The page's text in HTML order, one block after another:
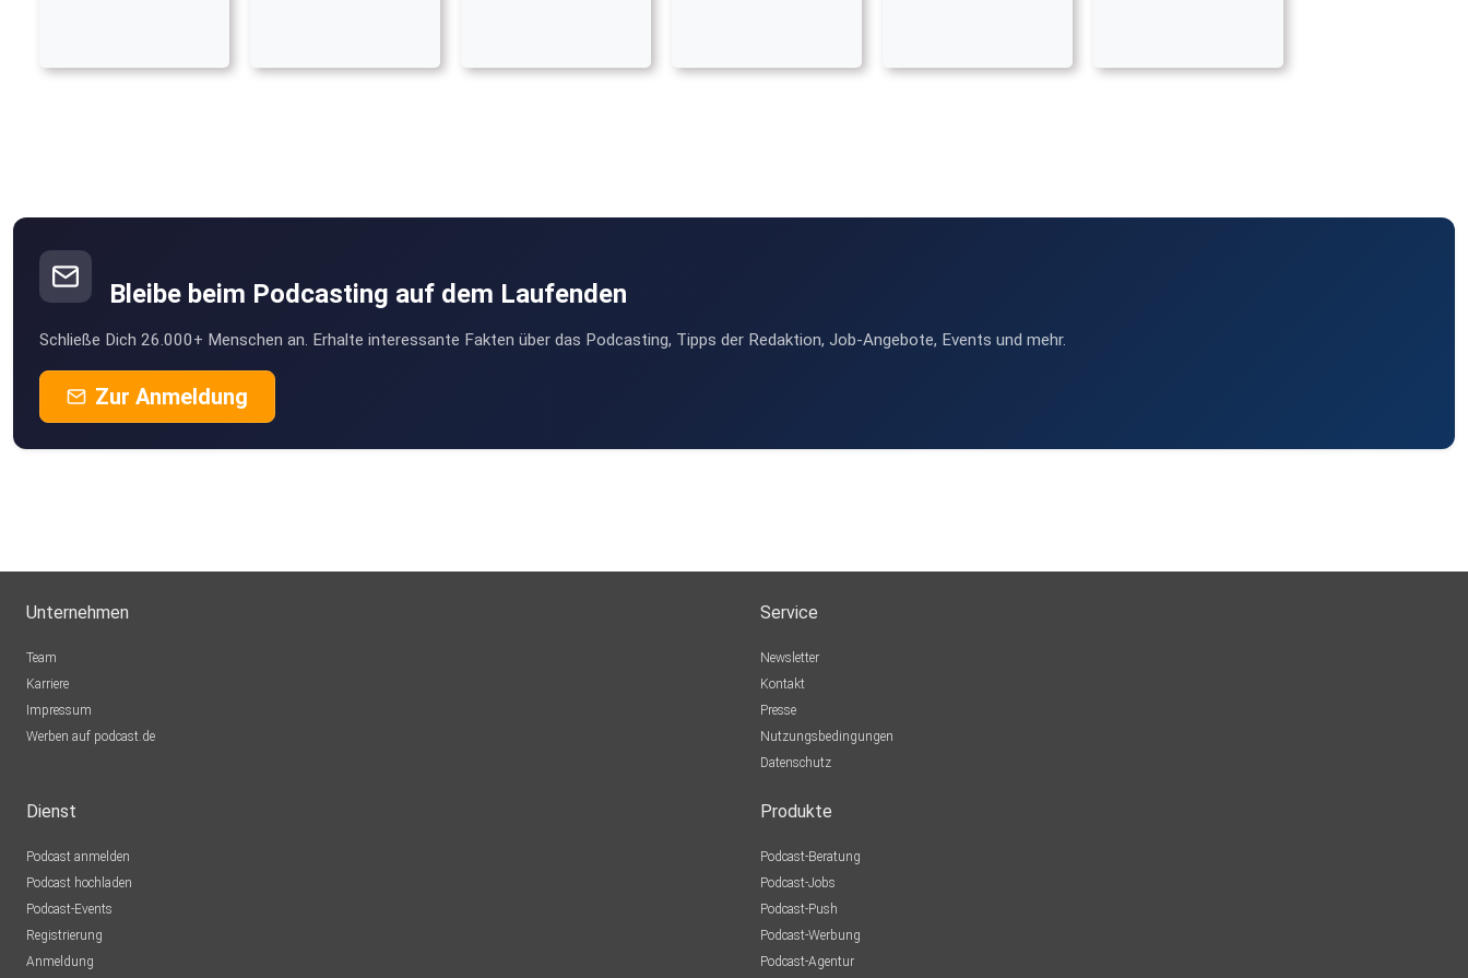
Bleibe beim Podcasting auf dem Laufenden
Schließe Dich 26.000+ Menschen an. Erhalte interessante Fakten über das Podcasting, Tipps der Redaktion, Job-Angebote, Events und mehr.
Zur Anmeldung
Unternehmen
Team
Karriere
Impressum
Werben auf podcast.de
Service
Newsletter
Kontakt
Presse
Nutzungsbedingungen
Datenschutz
Dienst
Podcast anmelden
Podcast hochladen
Podcast-Events
Registrierung
Anmeldung
Produkte
Podcast-Beratung
Podcast-Jobs
Podcast-Push
Podcast-Werbung
Podcast-Agentur